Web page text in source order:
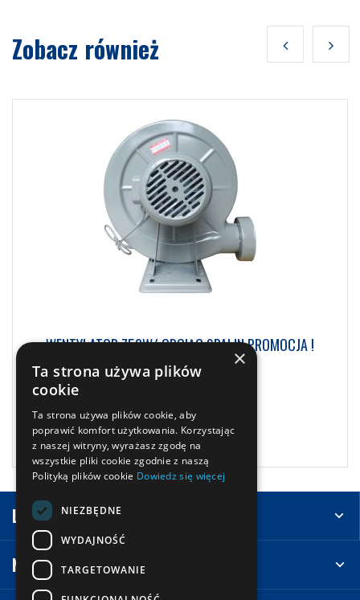
Zobacz również
WENTYLATOR 750W/ ODCIĄG SPALIN PROMOCJA !
1 107,00zł
Zobacz więcej
Leasing
Na skróty
×
Ta strona używa plików
cookie
Ta strona używa plików cookie, aby
poprawić komfort użytkowania. Korzystając
z naszej witryny, wyrażasz zgodę na
wszystkie pliki cookie zgodnie z naszą
Polityką plików cookie Dowiedz się więcej
NIEZBĘDNE
WYDAJNOŚĆ
TARGETOWANIE